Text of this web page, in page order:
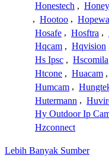
Honestech ,
, Hootoo ,
Hosafe , Hosftra ,
Hqcam , Hqvision
Hs Ipsc , Hscomila
Htcone , Huacam ,
Humcam ,
Hutermann ,
Hy Outdoor Ip
Hzconnect
Lebih Banyak Sumber